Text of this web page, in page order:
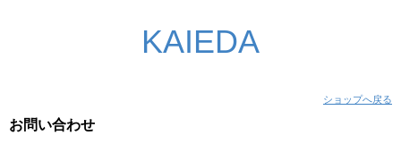
KAIEDA
ショップへ戻る
お問い合わせ